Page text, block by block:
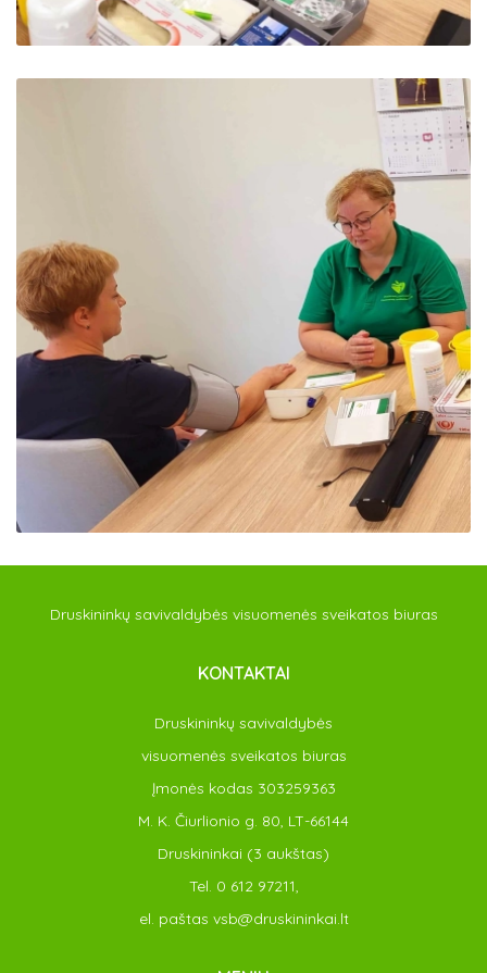
Druskininkų savivaldybės visuomenės sveikatos biuras
KONTAKTAI
Druskininkų savivaldybės
visuomenės sveikatos biuras
Įmonės kodas 303259363
M. K. Čiurlionio g. 80, LT-66144
Druskininkai (3 aukštas)
Tel. 0 612 97211,
el. paštas vsb@druskininkai.lt